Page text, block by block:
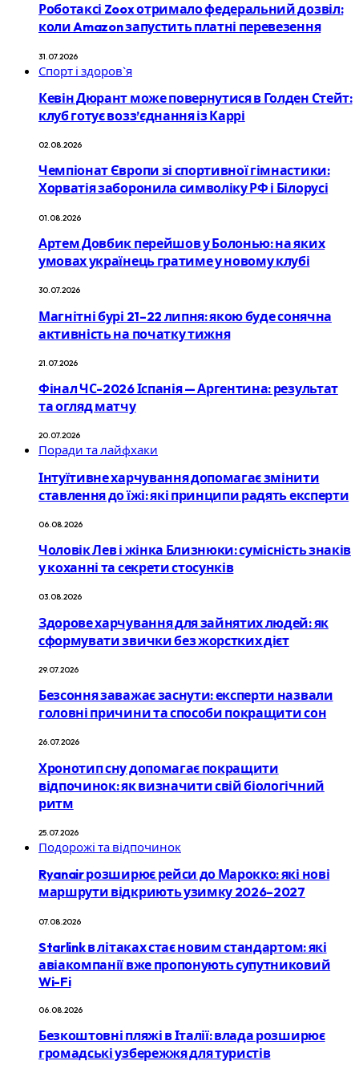
Роботаксі Zoox отримало федеральний дозвіл:
коли Amazon запустить платні перевезення
31.07.2026
Спорт і здоров`я
Кевін Дюрант може повернутися в Голден Стейт:
клуб готує возз’єднання із Каррі
02.08.2026
Чемпіонат Європи зі спортивної гімнастики:
Хорватія заборонила символіку РФ і Білорусі
01.08.2026
Артем Довбик перейшов у Болонью: на яких
умовах українець гратиме у новому клубі
30.07.2026
Магнітні бурі 21–22 липня: якою буде сонячна
активність на початку тижня
21.07.2026
Фінал ЧС-2026 Іспанія — Аргентина: результат
та огляд матчу
20.07.2026
Поради та лайфхаки
Інтуїтивне харчування допомагає змінити
ставлення до їжі: які принципи радять експерти
06.08.2026
Чоловік Лев і жінка Близнюки: сумісність знаків
у коханні та секрети стосунків
03.08.2026
Здорове харчування для зайнятих людей: як
сформувати звички без жорстких дієт
29.07.2026
Безсоння заважає заснути: експерти назвали
головні причини та способи покращити сон
26.07.2026
Хронотип сну допомагає покращити
відпочинок: як визначити свій біологічний
ритм
25.07.2026
Подорожі та відпочинок
Ryanair розширює рейси до Марокко: які нові
маршрути відкриють узимку 2026–2027
07.08.2026
Starlink в літаках стає новим стандартом: які
авіакомпанії вже пропонують супутниковий
Wi-Fi
06.08.2026
Безкоштовні пляжі в Італії: влада розширює
громадські узбережжя для туристів